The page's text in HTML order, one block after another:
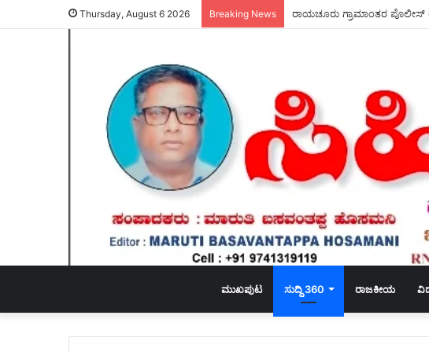
Thursday, August 6 2026 Breaking News ರಾಯಚೂರು ಗ್ರಾಮಾಂತರ
ಮುಖಪುಟ ಸುದ್ದಿ 360 ರಾಜಕೀಯ